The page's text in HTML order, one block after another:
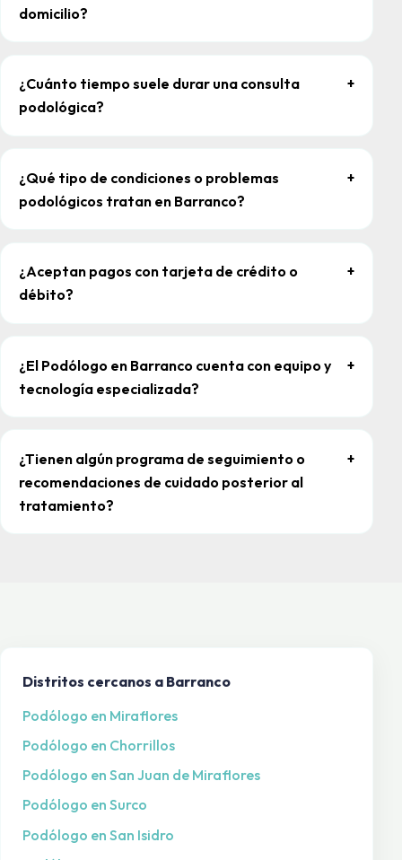
domicilio?
¿Cuánto tiempo suele durar una consulta
podológica?
+
¿Qué tipo de condiciones o problemas
podológicos tratan en Barranco?
+
¿Aceptan pagos con tarjeta de crédito o
débito?
+
¿El Podólogo en Barranco cuenta con equipo y
tecnología especializada?
+
¿Tienen algún programa de seguimiento o
recomendaciones de cuidado posterior al
tratamiento?
+
Distritos cercanos a Barranco
Podólogo en Miraflores
Podólogo en Chorrillos
Podólogo en San Juan de Miraflores
Podólogo en Surco
Podólogo en San Isidro